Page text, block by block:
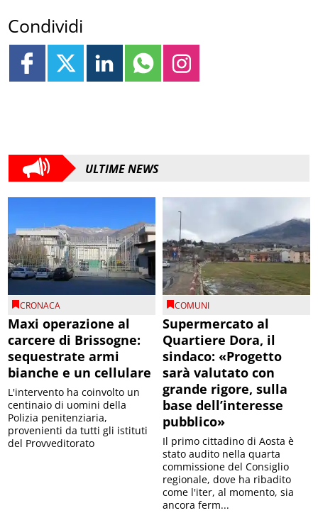
Condividi
ULTIME NEWS
CRONACA
Maxi operazione al
carcere di Brissogne:
sequestrate armi
bianche e un cellulare
L'intervento ha coinvolto un
centinaio di uomini della
Polizia penitenziaria,
provenienti da tutti gli istituti
del Provveditorato
COMUNI
Supermercato al
Quartiere Dora, il
sindaco: «Progetto
sarà valutato con
grande rigore, sulla
base dell’interesse
pubblico»
Il primo cittadino di Aosta è
stato audito nella quarta
commissione del Consiglio
regionale, dove ha ribadito
come l'iter, al momento, sia
ancora ferm...